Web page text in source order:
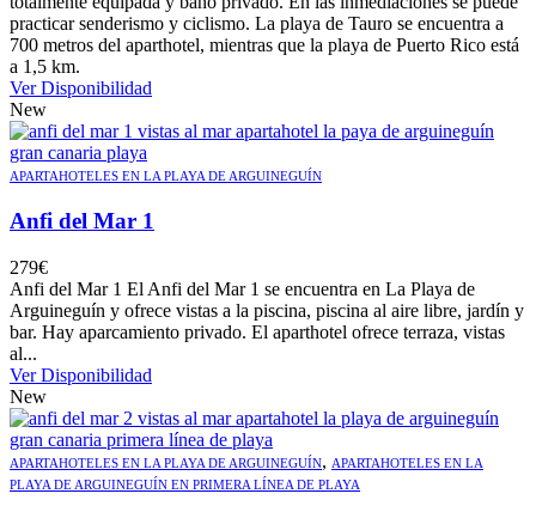
practicar senderismo y ciclismo. La playa de Tauro se encuentra a
700 metros del aparthotel, mientras que la playa de Puerto Rico está
a 1,5 km.
Ver Disponibilidad
New
APARTAHOTELES EN LA PLAYA DE ARGUINEGUÍN
Anfi del Mar 1
279€
Anfi del Mar 1 El Anfi del Mar 1 se encuentra en La Playa de
Arguineguín y ofrece vistas a la piscina, piscina al aire libre, jardín y
bar. Hay aparcamiento privado. El aparthotel ofrece terraza, vistas
al...
Ver Disponibilidad
New
APARTAHOTELES EN LA PLAYA DE ARGUINEGUÍN, APARTAHOTELES EN LA
PLAYA DE ARGUINEGUÍN EN PRIMERA LÍNEA DE PLAYA